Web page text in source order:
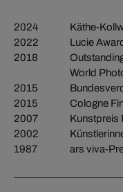
2024
Käthe-
2022
Lucie
2018
World
2015
2015
Cologne
2007
Kunstpreis
2002
1987
ars viva-